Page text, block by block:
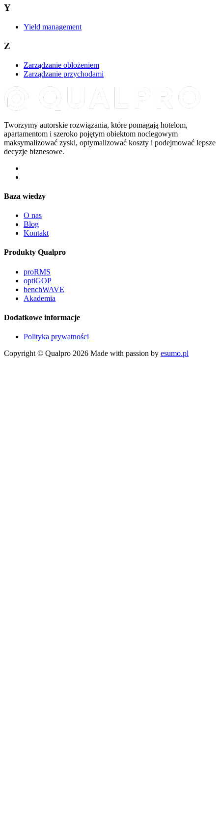
Y
Yield management
Z
Zarządzanie obłożeniem
Zarządzanie przychodami
Tworzymy autorskie rozwiązania, które pomagają hotelom,
apartamentom i szeroko pojętym obiektom noclegowym
maksymalizować zyski, optymalizować koszty i podejmować lepsze
decyzje biznesowe.
Baza wiedzy
O nas
Blog
Kontakt
Produkty Qualpro
proRMS
optiGOP
benchWAVE
Akademia
Dodatkowe informacje
Polityka prywatności
Copyright © Qualpro 2026 Made with passion by esumo.pl